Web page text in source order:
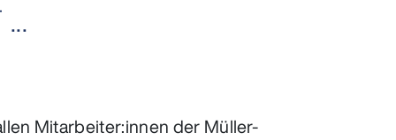
Mitarbeiter:innen der Müller-